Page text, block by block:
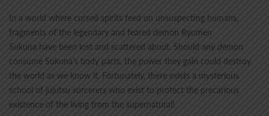
In a world where cursed spirits feed on unsuspecting humans,
fragments of the legendary and feared demon Ryomen
Sukuna have been lost and scattered about. Should any demon
consume Sukuna’s body parts, the power they gain could destroy
the world as we know it. Fortunately, there exists a mysterious
school of jujutsu sorcerers who exist to protect the precarious
existence of the living from the supernatural!